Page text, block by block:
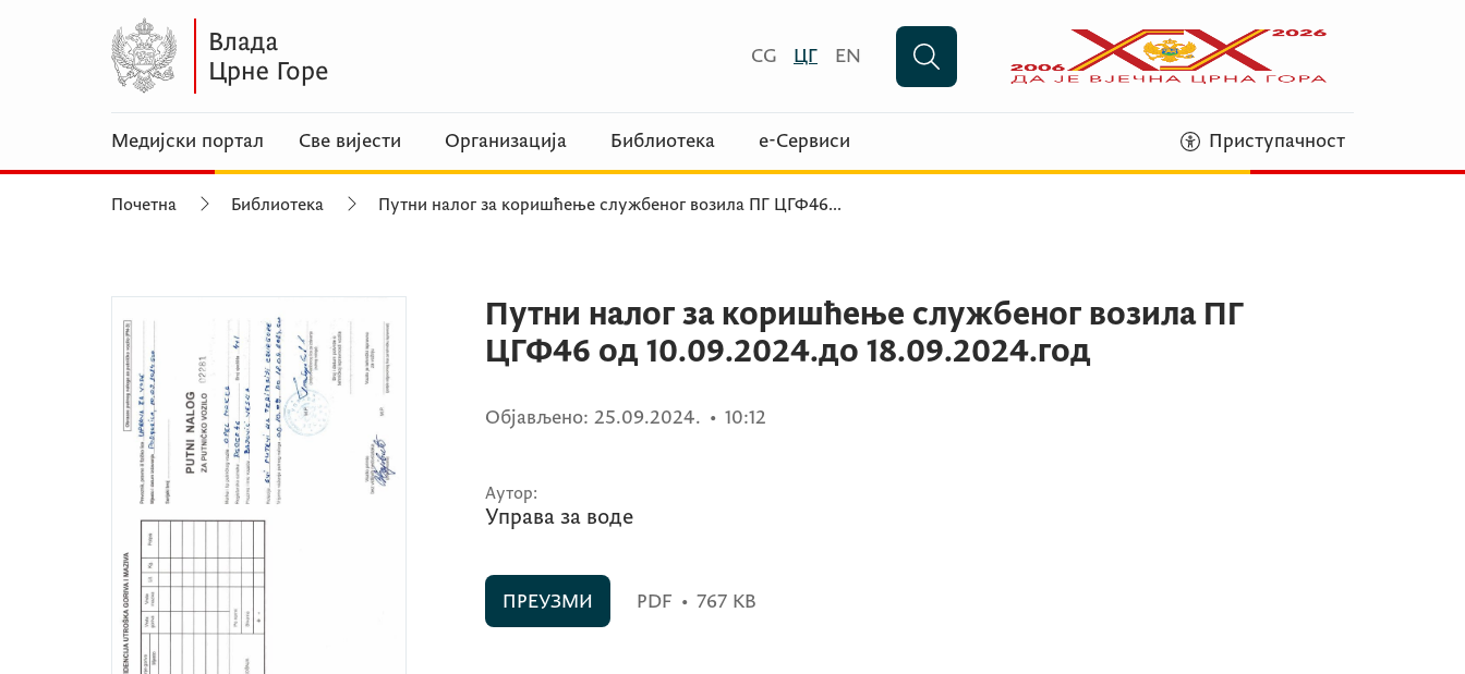
CG ЦГ EN
Медијски портал Све вијести Организација Библиотека е-Сервиси Приступачност
Почетна Библиотека Путни налог за коришћење службеног возила ПГ ЦГФ46...
Путни налог за коришћење службеног возила ПГ
ЦГФ46 од 10.09.2024.до 18.09.2024.год
Објављено: 25.09.2024. • 10:12
Аутор:
Управа за воде
ПРЕУЗМИ PDF • 767 KB